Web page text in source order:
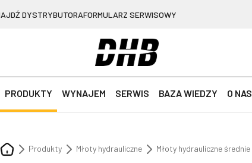
DYSTRYBUTORAFORMULARZ SERWISOWY
PRODUKTY WYNAJEM SERWIS BAZA WIEDZY O NAS
Produkty Młoty hydrauliczne Młoty hydrauliczne średnie